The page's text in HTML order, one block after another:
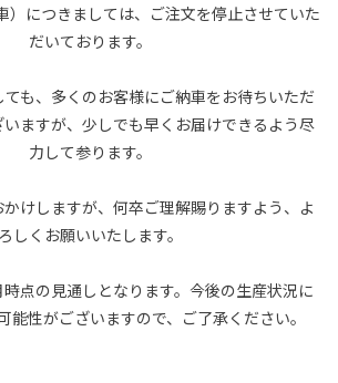
）につきましては、ご注文を停止させていた
だいております。
も、多くのお客様にご納車をお待ちいただ
ますが、少しでも早くお届けできるよう尽
力して参ります。
けしますが、何卒ご理解賜りますよう、よ
ろしくお願いいたします。
点の見通しとなります。今後の生産状況に
能性がございますので、ご了承ください。